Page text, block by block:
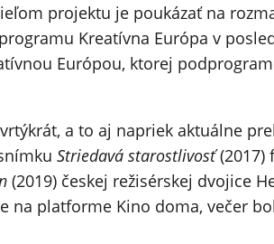
projektu je poukázať na
Kreatívna Európa v
Európou, ktorej
a to aj napriek aktuálne
Striedavá starostlivosť(2017)
(2019) českej režisérskej dvojice
na platforme Kino doma, večer